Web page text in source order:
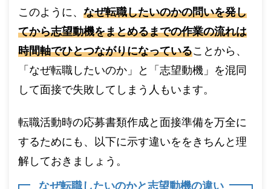
このように、 なぜ転職したいのかの問いを発し
てから志望動機をまとめるまでの作業の流れは
時間軸でひとつながりになっていることから、
「なぜ転職したいのか」と「志望動機」を混同
して面接で失敗してしまう人もいます。
転職活動時の応募書類作成と面接準備を万全に
するためにも、以下に示す違いををきちんと理
解しておきましょう。
なぜ転職したいのかと志望動機の違い